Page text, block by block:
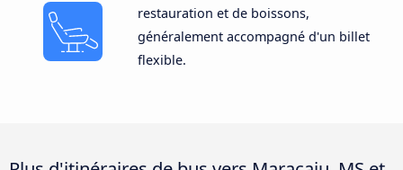
restauration et de boissons,
généralement accompagné d'un billet
flexible.